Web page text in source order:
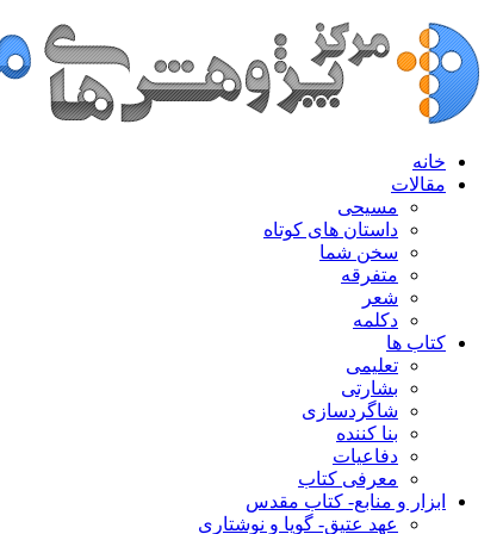
خانه
مقالات
مسیحی
داستان های کوتاه
سخن شما
متفرقه
شعر
دکلمه
کتاب ها
تعلیمی
بشارتی
شاگردسازی
بنا کننده
دفاعیات
معرفی کتاب
ابزار و منابع- کتاب مقدس
عهد عتیق- گویا و نوشتاری